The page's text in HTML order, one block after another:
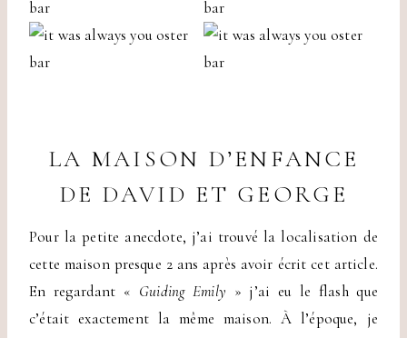
LA MAISON D’ENFANCE
DE DAVID ET GEORGE
Pour la petite anecdote, j’ai trouvé la localisation de
cette maison presque 2 ans après avoir écrit cet article.
En regardant « Guiding Emily » j’ai eu le flash que
c’était exactement la même maison. À l’époque, je